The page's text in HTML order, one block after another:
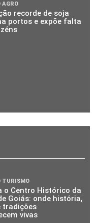
AGRO
recorde de soja
portos e expõe falta
TURISMO
o Centro Histórico da
Goiás: onde história,
tradições
vivas